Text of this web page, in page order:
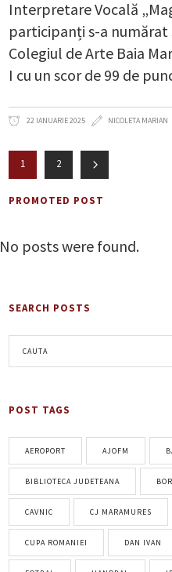
Interpretare Vocală
participanți s-a numărat
Colegiul de Arte Baia
I cu un scor de 99 de
22 IANUARIE 2025 NICOLETA MARIAN
1 2
PROMOTED POST
No posts were found.
SEARCH POSTS
POST TAGS
AEROPORT AJOFM
BIBLIOTECA JUDETEANA
CAVNIC CJ MARAMURES
CUPA ROMANIEI DAN IVAN